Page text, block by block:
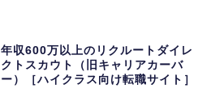
年収600万以上のリクルートダイレ
クトスカウト（旧キャリアカーバ
ー）［ハイクラス向け転職サイト］